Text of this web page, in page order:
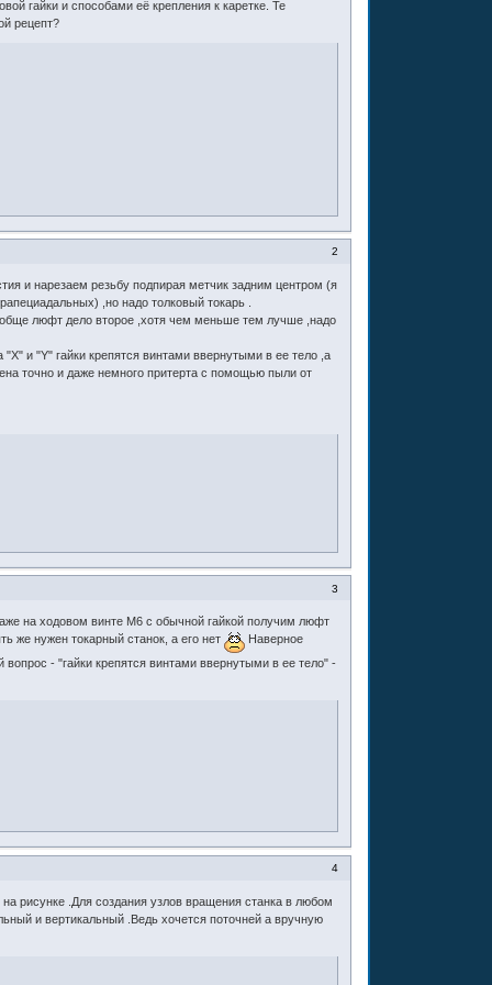
гайки и способами её крепления к каретке. Те
рецепт?
2
и нарезаем резьбу подпирая метчик задним центром (я
,но надо толковый токарь .
люфт дело второе ,хотя чем меньше тем лучше ,надо
и "Y" гайки крепятся винтами ввернутыми в ее тело ,а
точно и даже немного притерта с помощью пыли от
3
на ходовом винте М6 с обычной гайкой получим люфт
же нужен токарный станок, а его нет
Наверное
- "гайки крепятся винтами ввернутыми в ее тело" -
4
рисунке .Для создания узлов вращения станка в любом
и вертикальный .Ведь хочется поточней а вручную